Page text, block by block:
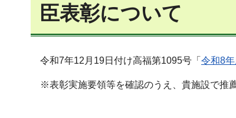
臣表彰について
令和7年12月19日付け高福第1095号「 令和8
※表彰実施要領等を確認のうえ、貴施設で推